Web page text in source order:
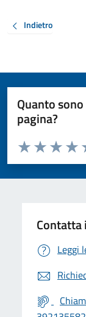
Indietro
Quanto
pagina?
Valuta da 1 a 5
Valuta 3
Valuta 2
Valuta 1 stelle
Contatta
Leggi